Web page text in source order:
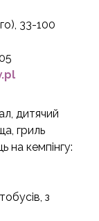
33-100
дитячий
гриль
на кемпінгу:
з